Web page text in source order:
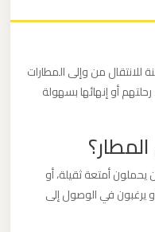
للانتقال من وإلى المطارات
أو إنهائها بسهولة
يحملون أمتعة ثقيلة، أو
يرغبون في الوصول إلى